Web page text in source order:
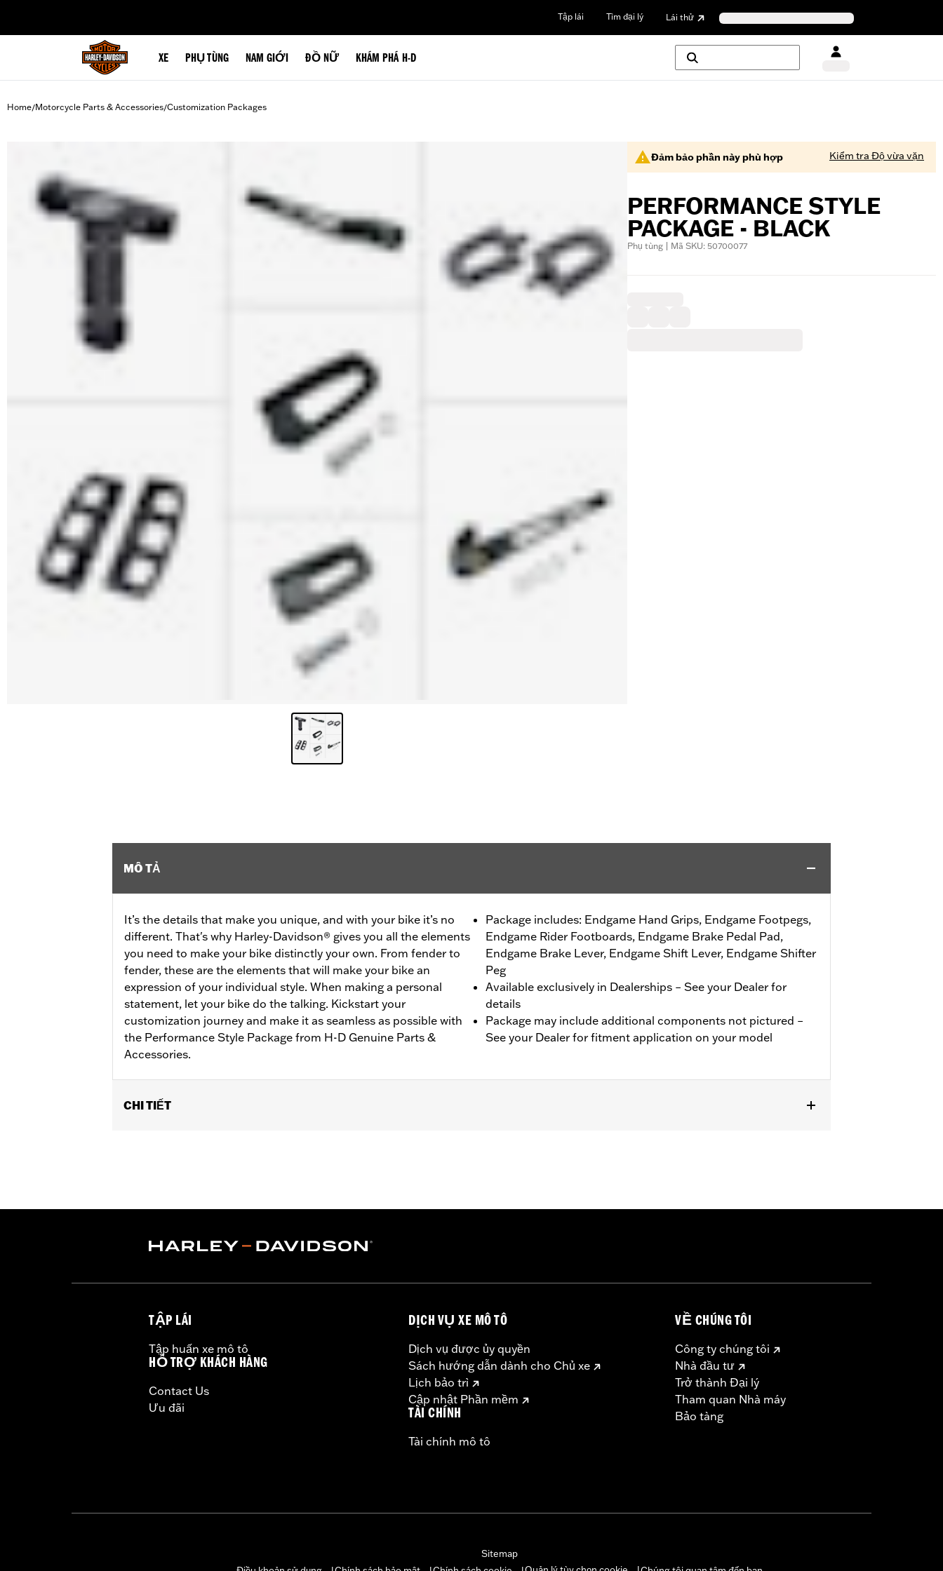
Tập lái Tìm đại lý Lái thử
XE PHỤ TÙNG NAM GIỚI ĐỒ NỮ KHÁM PHÁ H-D
Home/Motorcycle Parts & Accessories/Customization Packages
Đảm bảo phần này phù hợp Kiểm tra Độ vừa vặn
PERFORMANCE STYLE
PACKAGE - BLACK
Phụ tùng | Mã SKU: 50700077
MÔ TẢ
It’s the details that make you unique, and with your bike it’s no
different. That's why Harley-Davidson® gives you all the elements
you need to make your bike distinctly your own. From fender to
fender, these are the elements that will make your bike an
expression of your individual style. When making a personal
statement, let your bike do the talking. Kickstart your
customization journey and make it as seamless as possible with
the Performance Style Package from H-D Genuine Parts &
Accessories.
Package includes: Endgame Hand Grips, Endgame Footpegs,
Endgame Rider Footboards, Endgame Brake Pedal Pad,
Endgame Brake Lever, Endgame Shift Lever, Endgame Shifter
Peg
Available exclusively in Dealerships – See your Dealer for
details
Package may include additional components not pictured –
See your Dealer for fitment application on your model
CHI TIẾT
In the Box:Get-A-Grip Hand Grips, 80GRIT Passenger Footpegs, 80GRIT Rider Footboards, 80GRIT Brake Pedal Pad, Endgame Brake
WARRANTY:1 year limited warranty – Go towww.h-d.com/warranty
TẬP LÁI
Tập huấn xe mô tô
HỖ TRỢ KHÁCH HÀNG
Contact Us
Ưu đãi
DỊCH VỤ XE MÔ TÔ
Dịch vụ được ủy quyền
Sách hướng dẫn dành cho Chủ xe
Lịch bảo trì
Cập nhật Phần mềm
TÀI CHÍNH
Tài chính mô tô
VỀ CHÚNG TÔI
Công ty chúng tôi
Nhà đầu tư
Trở thành Đại lý
Tham quan Nhà máy
Bảo tàng
Sitemap